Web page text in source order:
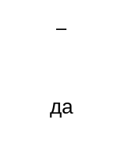
–
да